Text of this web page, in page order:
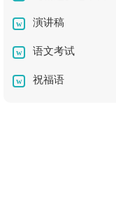
篇
优秀作文300字合集5
篇
演讲稿
语文考试
祝福语